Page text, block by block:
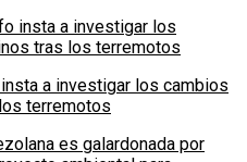
a investigar los cambios
terremotos